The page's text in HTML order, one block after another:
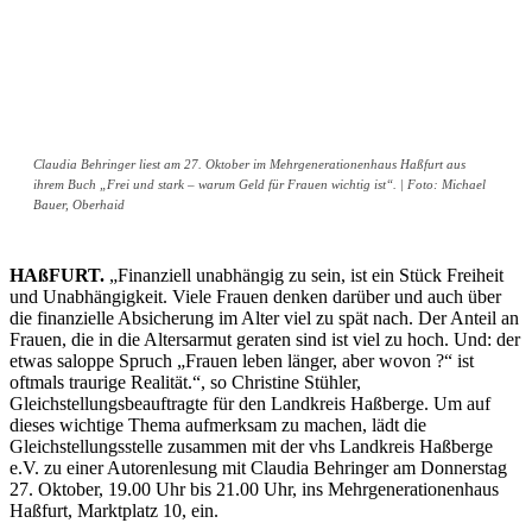
Claudia Behringer liest am 27. Oktober im Mehrgenerationenhaus Haßfurt aus
ihrem Buch „Frei und stark – warum Geld für Frauen wichtig ist“. | Foto: Michael
Bauer, Oberhaid
HAßFURT. „Finanziell unabhängig zu sein, ist ein Stück Freiheit
und Unabhängigkeit. Viele Frauen denken darüber und auch über
die finanzielle Absicherung im Alter viel zu spät nach. Der Anteil an
Frauen, die in die Altersarmut geraten sind ist viel zu hoch. Und: der
etwas saloppe Spruch „Frauen leben länger, aber wovon ?“ ist
oftmals traurige Realität.“, so Christine Stühler,
Gleichstellungsbeauftragte für den Landkreis Haßberge. Um auf
dieses wichtige Thema aufmerksam zu machen, lädt die
Gleichstellungsstelle zusammen mit der vhs Landkreis Haßberge
e.V. zu einer Autorenlesung mit Claudia Behringer am Donnerstag
27. Oktober, 19.00 Uhr bis 21.00 Uhr, ins Mehrgenerationenhaus
Haßfurt, Marktplatz 10, ein.